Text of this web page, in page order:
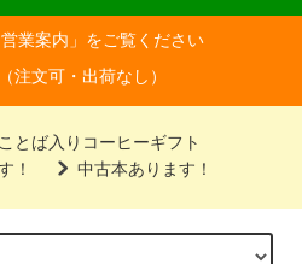
営業案内 」をご覧ください
注文可・出荷なし）
とば入りコーヒーギフト
！
中古本あります！